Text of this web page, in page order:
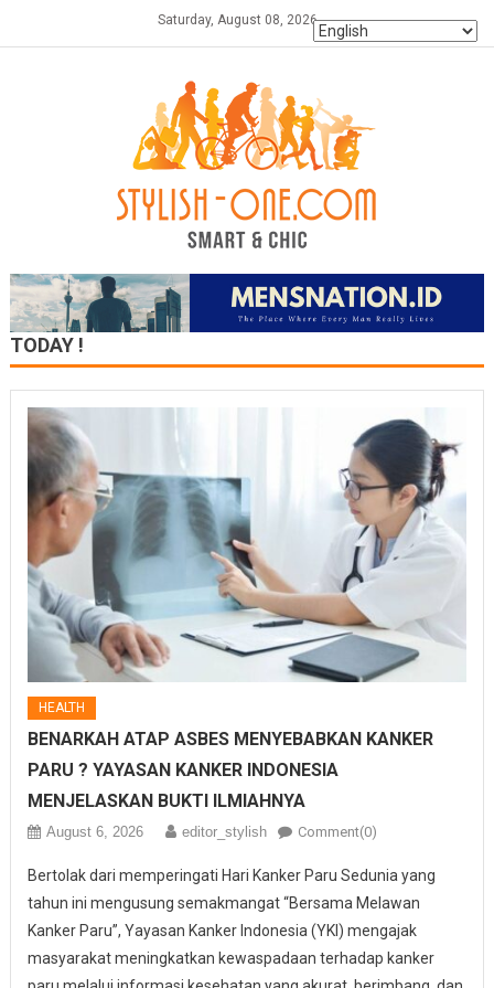
Saturday, August 08, 2026
TODAY !
HEALTH
BENARKAH ATAP ASBES MENYEBABKAN KANKER
PARU ? YAYASAN KANKER INDONESIA
MENJELASKAN BUKTI ILMIAHNYA
August 6, 2026 editor_stylish Comment(0)
Bertolak dari memperingati Hari Kanker Paru Sedunia yang
tahun ini mengusung semakmangat “Bersama Melawan
Kanker Paru”, Yayasan Kanker Indonesia (YKI) mengajak
masyarakat meningkatkan kewaspadaan terhadap kanker